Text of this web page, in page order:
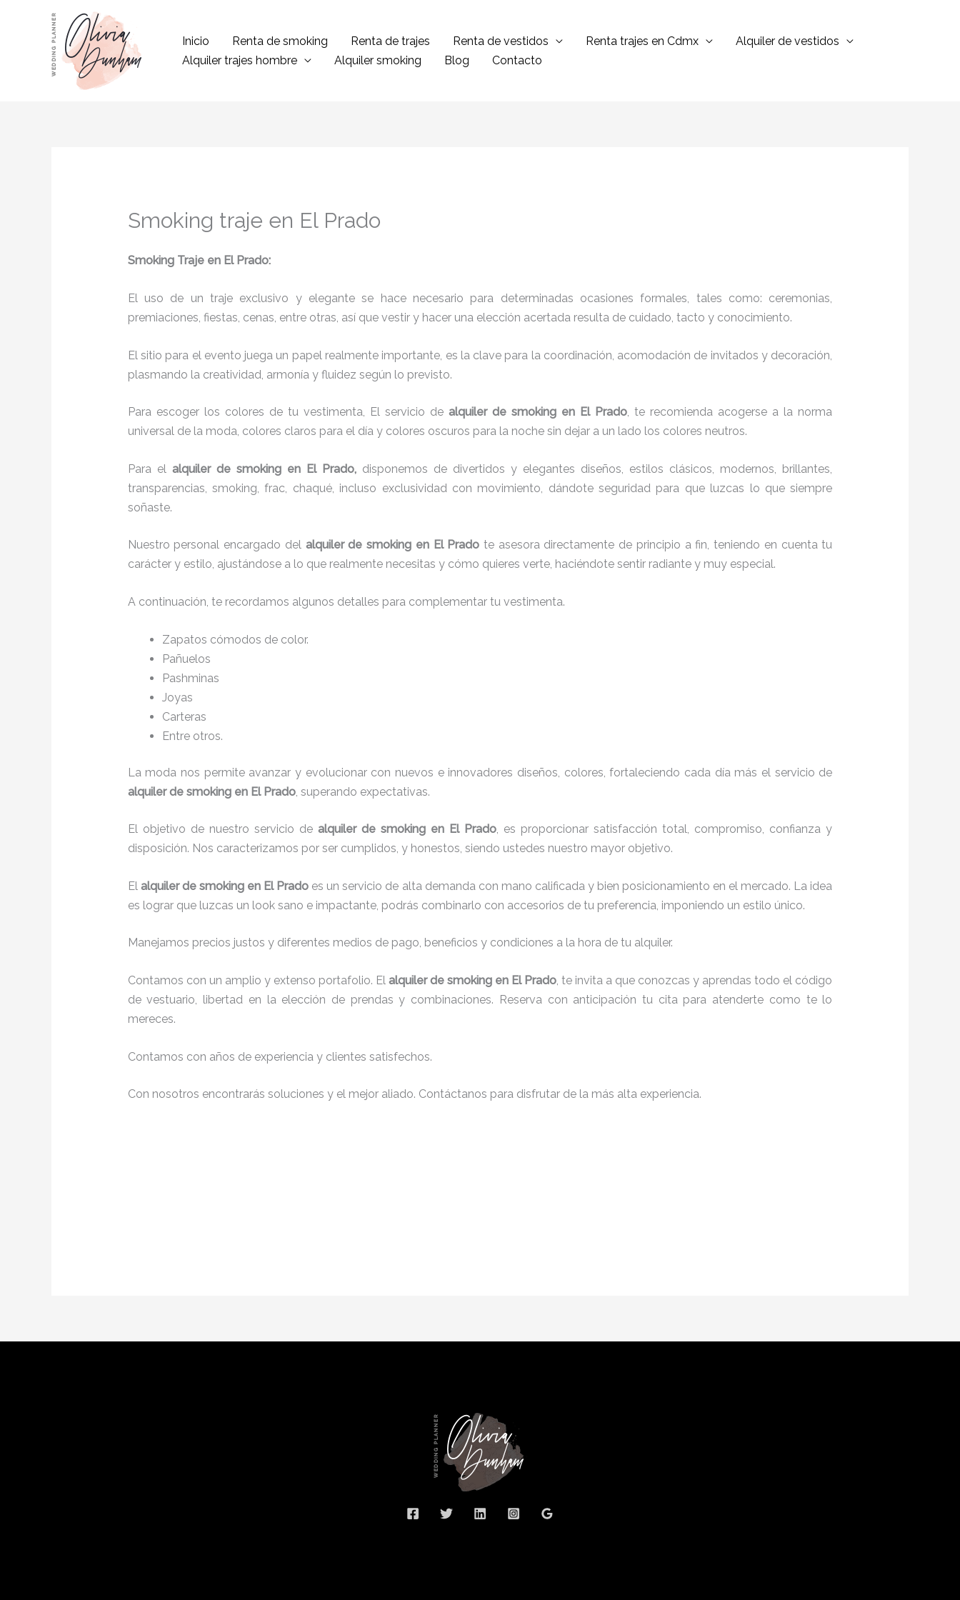
contenido
Inicio Renta de smoking Renta de trajes Renta de vestidos Renta trajes en Cdmx
Alquiler de vestidos
Alquiler trajes hombre
Alquiler smoking Blog Contacto
Smoking traje en El Prado
Smoking Traje en El Prado:
El uso de un traje exclusivo y elegante se hace necesario para determinadas ocasiones formales, tales como: ceremonias,
premiaciones, fiestas, cenas, entre otras, así que vestir y hacer una elección acertada resulta de cuidado, tacto y conocimiento.
El sitio para el evento juega un papel realmente importante, es la clave para la coordinación, acomodación de invitados y decoración,
plasmando la creatividad, armonía y fluidez según lo previsto.
Para escoger los colores de tu vestimenta, El servicio de alquiler de smoking en El Prado, te recomienda acogerse a la norma
universal de la moda, colores claros para el día y colores oscuros para la noche sin dejar a un lado los colores neutros.
Para el alquiler de smoking en El Prado, disponemos de divertidos y elegantes diseños, estilos clásicos, modernos, brillantes,
transparencias, smoking, frac, chaqué, incluso exclusividad con movimiento, dándote seguridad para que luzcas lo que siempre
soñaste.
Nuestro personal encargado del alquiler de smoking en El Prado te asesora directamente de principio a fin, teniendo en cuenta tu
carácter y estilo, ajustándose a lo que realmente necesitas y cómo quieres verte, haciéndote sentir radiante y muy especial.
A continuación, te recordamos algunos detalles para complementar tu vestimenta.
Zapatos cómodos de color.
Pañuelos
Pashminas
Joyas
Carteras
Entre otros.
La moda nos permite avanzar y evolucionar con nuevos e innovadores diseños, colores, fortaleciendo cada día más el servicio de
alquiler de smoking en El Prado, superando expectativas.
El objetivo de nuestro servicio de alquiler de smoking en El Prado, es proporcionar satisfacción total, compromiso, confianza y
disposición. Nos caracterizamos por ser cumplidos, y honestos, siendo ustedes nuestro mayor objetivo.
El alquiler de smoking en El Prado es un servicio de alta demanda con mano calificada y bien posicionamiento en el mercado. La idea
es lograr que luzcas un look sano e impactante, podrás combinarlo con accesorios de tu preferencia, imponiendo un estilo único.
Manejamos precios justos y diferentes medios de pago, beneficios y condiciones a la hora de tu alquiler.
Contamos con un amplio y extenso portafolio. El alquiler de smoking en El Prado, te invita a que conozcas y aprendas todo el código
de vestuario, libertad en la elección de prendas y combinaciones. Reserva con anticipación tu cita para atenderte como te lo
mereces.
Contamos con años de experiencia y clientes satisfechos.
Con nosotros encontrarás soluciones y el mejor aliado. Contáctanos para disfrutar de la más alta experiencia.